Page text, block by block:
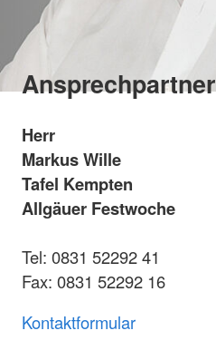
Ansprechpartner
Herr
Markus Wille
Tafel Kempten
Allgäuer Festwoche
Tel: 0831 52292 41
Fax: 0831 52292 16
Kontaktformular